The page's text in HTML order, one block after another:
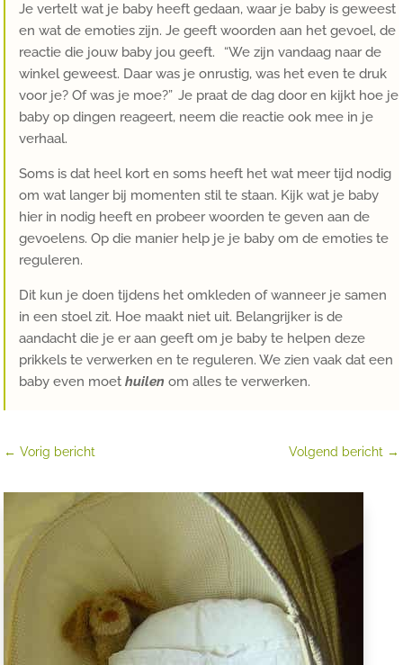
Je vertelt wat je baby heeft gedaan, waar je baby is geweest
en wat de emoties zijn. Je geeft woorden aan het gevoel, de
reactie die jouw baby jou geeft. “We zijn vandaag naar de
winkel geweest. Daar was je onrustig, was het even te druk
voor je? Of was je moe?” Je praat de dag door en kijkt hoe je
baby op dingen reageert, neem die reactie ook mee in je
verhaal.
Soms is dat heel kort en soms heeft het wat meer tijd nodig
om wat langer bij momenten stil te staan. Kijk wat je baby
hier in nodig heeft en probeer woorden te geven aan de
gevoelens. Op die manier help je je baby om de emoties te
reguleren.
Dit kun je doen tijdens het omkleden of wanneer je samen
in een stoel zit. Hoe maakt niet uit. Belangrijker is de
aandacht die je er aan geeft om je baby te helpen deze
prikkels te verwerken en te reguleren. We zien vaak dat een
baby even moethuilen om alles te verwerken.
←Vorig bericht Volgend bericht →